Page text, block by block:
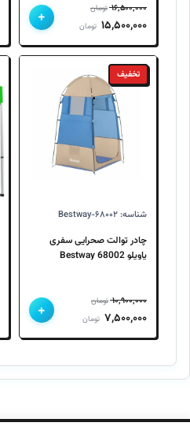
۱۶,۵۰۰,۰۰۰ تومان
قیمت
اصلی
۱۶,۵۰۰,۰۰۰ تومان
بود.
۱۵,۵۰۰,۰۰۰ تومانقیمت
فعلی
۱۵,۵۰۰,۰۰۰ تومان
است.
+
تخفیف
شناسه: Bestway-۶۸۰۰۲
چادر توالت صحرایی سفری
پاویلو 68002 Bestway
۱۰,۹۰۰,۰۰۰ تومان
قیمت
اصلی
۷,۵۰۰,۰۰۰ تومانقیمت
فعلی
+